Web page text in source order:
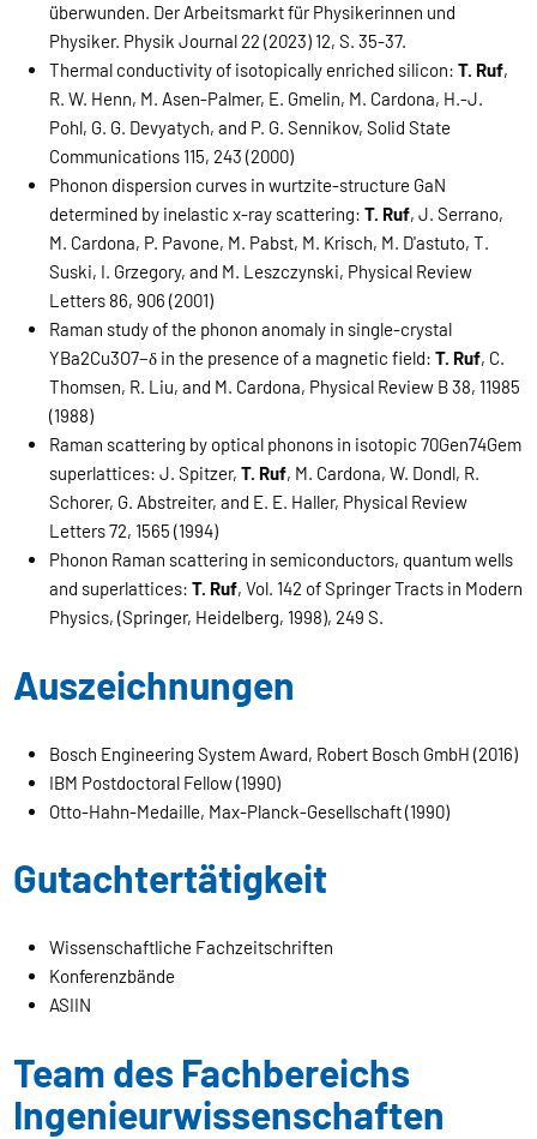
überwunden. Der Arbeitsmarkt für Physikerinnen und
Physiker. Physik Journal 22 (2023) 12, S. 35-37.
Thermal conductivity of isotopically enriched silicon:T. Ruf,
R. W. Henn, M. Asen-Palmer, E. Gmelin, M. Cardona, H.-J.
Pohl, G. G. Devyatych, and P. G. Sennikov, Solid State
Communications 115, 243 (2000)
Phonon dispersion curves in wurtzite-structure GaN
determined by inelastic x-ray scattering:T. Ruf, J. Serrano,
M. Cardona, P. Pavone, M. Pabst, M. Krisch, M. D'astuto, T.
Suski, I. Grzegory, and M. Leszczynski, Physical Review
Letters 86, 906 (2001)
Raman study of the phonon anomaly in single-crystal
YBa2Cu3O7−δ in the presence of a magnetic field:T. Ruf, C.
Thomsen, R. Liu, and M. Cardona, Physical Review B 38, 11985
(1988)
Raman scattering by optical phonons in isotopic 70Gen74Gem
superlattices: J. Spitzer,T. Ruf, M. Cardona, W. Dondl, R.
Schorer, G. Abstreiter, and E. E. Haller, Physical Review
Letters 72, 1565 (1994)
Phonon Raman scattering in semiconductors, quantum wells
and superlattices:T. Ruf, Vol. 142 of Springer Tracts in Modern
Physics, (Springer, Heidelberg, 1998), 249 S.
Auszeichnungen
Bosch Engineering System Award, Robert Bosch GmbH (2016)
IBM Postdoctoral Fellow (1990)
Otto-Hahn-Medaille, Max-Planck-Gesellschaft (1990)
Gutachtertätigkeit
Wissenschaftliche Fachzeitschriften
Konferenzbände
ASIIN
Team des Fachbereichs
Ingenieurwissenschaften